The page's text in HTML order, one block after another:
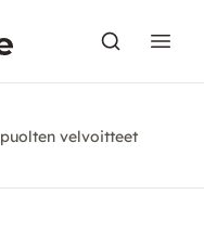
velvoitteet